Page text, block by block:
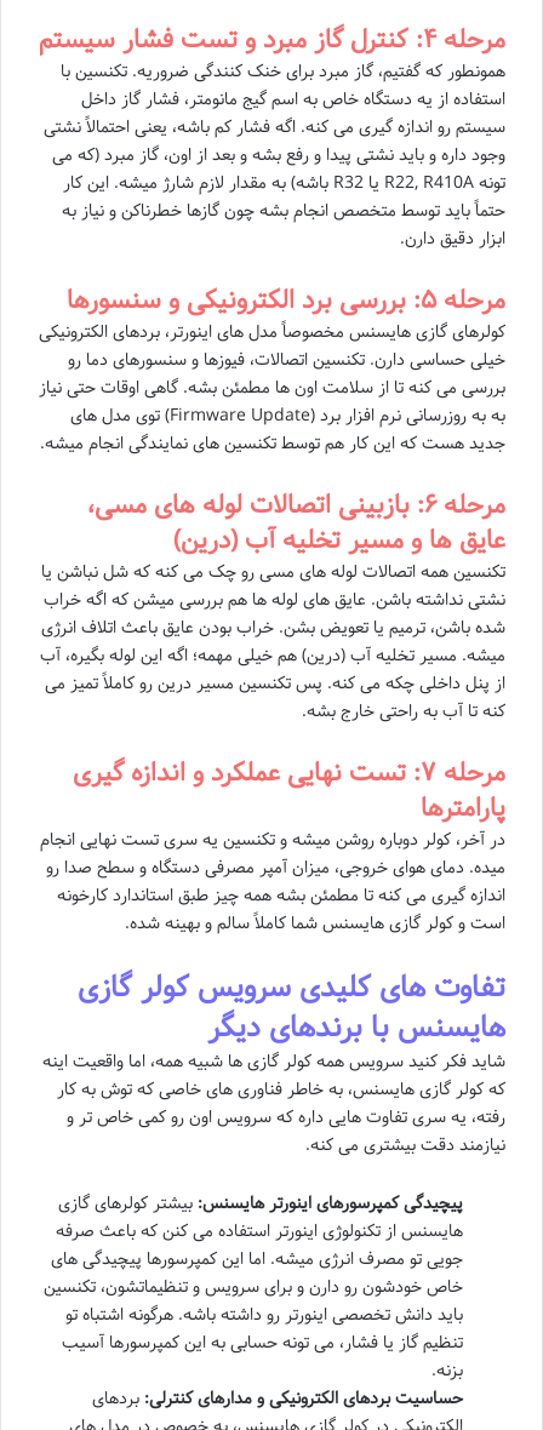
مرحله ۴: کنترل گاز مبرد و تست فشار سیستم
همونطور که گفتیم، گاز مبرد برای خنک کنندگی ضروریه. تکنسین با
استفاده از یه دستگاه خاص به اسم گیج مانومتر، فشار گاز داخل
سیستم رو اندازه گیری می کنه. اگه فشار کم باشه، یعنی احتمالاً نشتی
وجود داره و باید نشتی پیدا و رفع بشه و بعد از اون، گاز مبرد (که می
تونه R22, R410A یا R32 باشه) به مقدار لازم شارژ میشه. این کار
حتماً باید توسط متخصص انجام بشه چون گازها خطرناکن و نیاز به
ابزار دقیق دارن.
مرحله ۵: بررسی برد الکترونیکی و سنسورها
کولرهای گازی هایسنس مخصوصاً مدل های اینورتر، بردهای الکترونیکی
خیلی حساسی دارن. تکنسین اتصالات، فیوزها و سنسورهای دما رو
بررسی می کنه تا از سلامت اون ها مطمئن بشه. گاهی اوقات حتی نیاز
به به روزرسانی نرم افزار برد (Firmware Update) توی مدل های
جدید هست که این کار هم توسط تکنسین های نمایندگی انجام میشه.
مرحله ۶: بازبینی اتصالات لوله های مسی،
عایق ها و مسیر تخلیه آب (درین)
تکنسین همه اتصالات لوله های مسی رو چک می کنه که شل نباشن یا
نشتی نداشته باشن. عایق های لوله ها هم بررسی میشن که اگه خراب
شده باشن، ترمیم یا تعویض بشن. خراب بودن عایق باعث اتلاف انرژی
میشه. مسیر تخلیه آب (درین) هم خیلی مهمه؛ اگه این لوله بگیره، آب
از پنل داخلی چکه می کنه. پس تکنسین مسیر درین رو کاملاً تمیز می
کنه تا آب به راحتی خارج بشه.
مرحله ۷: تست نهایی عملکرد و اندازه گیری
پارامترها
در آخر، کولر دوباره روشن میشه و تکنسین یه سری تست نهایی انجام
میده. دمای هوای خروجی، میزان آمپر مصرفی دستگاه و سطح صدا رو
اندازه گیری می کنه تا مطمئن بشه همه چیز طبق استاندارد کارخونه
است و کولر گازی هایسنس شما کاملاً سالم و بهینه شده.
تفاوت های کلیدی سرویس کولر گازی
هایسنس با برندهای دیگر
شاید فکر کنید سرویس همه کولر گازی ها شبیه همه، اما واقعیت اینه
که کولر گازی هایسنس، به خاطر فناوری های خاصی که توش به کار
رفته، یه سری تفاوت هایی داره که سرویس اون رو کمی خاص تر و
نیازمند دقت بیشتری می کنه.
پیچیدگی کمپرسورهای اینورتر هایسنس: بیشتر کولرهای گازی
هایسنس از تکنولوژی اینورتر استفاده می کنن که باعث صرفه
جویی تو مصرف انرژی میشه. اما این کمپرسورها پیچیدگی های
خاص خودشون رو دارن و برای سرویس و تنظیماتشون، تکنسین
باید دانش تخصصی اینورتر رو داشته باشه. هرگونه اشتباه تو
تنظیم گاز یا فشار، می تونه حسابی به این کمپرسورها آسیب
بزنه.
حساسیت بردهای الکترونیکی و مدارهای کنترلی: بردهای